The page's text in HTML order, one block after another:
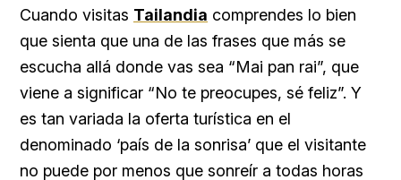
Cuando visitas Tailandia comprendes lo bien
que sienta que una de las frases que más se
escucha allá donde vas sea “Mai pan rai”, que
viene a significar “No te preocupes, sé feliz”. Y
es tan variada la oferta turística en el
denominado ‘país de la sonrisa’ que el visitante
no puede por menos que sonreír a todas horas